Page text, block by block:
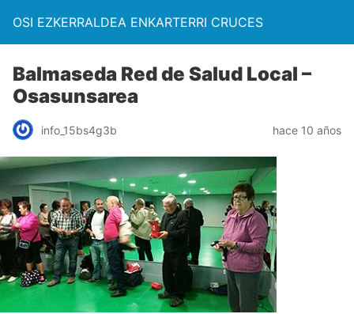
OSI EZKERRALDEA ENKARTERRI CRUCES
Balmaseda Red de Salud Local –
Osasunsarea
info_15bs4g3b hace 10 años